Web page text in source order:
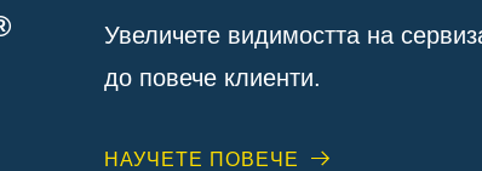
Увеличете видимостта на
до повече клиенти.
НАУЧЕТЕ ПОВЕЧЕ